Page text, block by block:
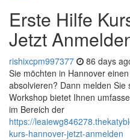
Erste Hilfe
Jetzt
rishixcpm997377 86 days
Sie möchten in Hannover
absolvieren? Dann melden
Workshop bietet Ihnen
im Bereich der
https://
kurs-hannover-jetzt-anmelden